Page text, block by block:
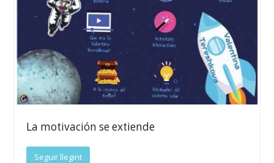
La motivación se extiende
Seguir llegint